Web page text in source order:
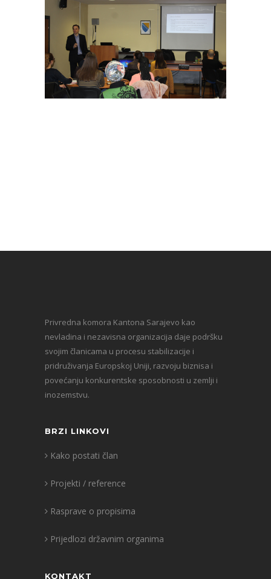
Privredna komora Kantona Sarajevo kao
nevladina i nezavisna organizacija daje podršku
svojim članicama u procesu stabilizacije i
pridruživanja Europskoj Uniji, razvoju biznisa i
povećanju konkurentske sposobnosti u zemlji i
inozemstvu.
BRZI LINKOVI
Kako postati član
Projekti / reference
Rasprave o propisima
Prijedlozi državnim organima
KONTAKT